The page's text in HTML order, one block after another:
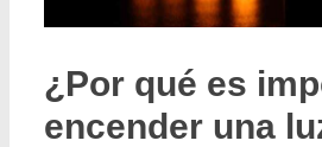
¿Por qué es
encender una